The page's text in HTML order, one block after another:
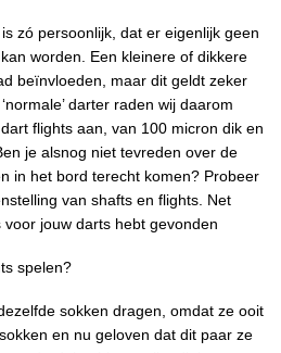
zó persoonlijk, dat er eigenlijk geen
worden. Een kleinere of dikkere
beïnvloeden, maar dit geldt zeker
darter raden wij daarom
flights aan, van 100 micron dik en
je alsnog niet tevreden over de
in het bord terecht komen? Probeer
van shafts en flights. Net
jouw darts hebt gevonden
spelen?
sokken dragen, omdat ze ooit
en nu geloven dat dit paar ze